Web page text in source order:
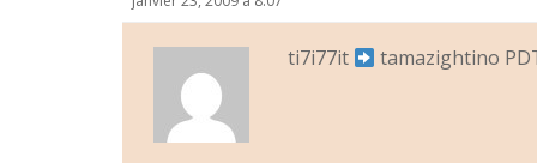
ti7i77it tamazightino